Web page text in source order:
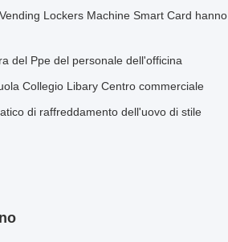
Lockers Machine Smart Card hanno
del Ppe del personale dell'officina
Collegio Libary Centro commerciale
di raffreddamento dell'uovo di stile